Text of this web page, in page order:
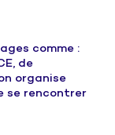
comme :
de
organise
se rencontrer